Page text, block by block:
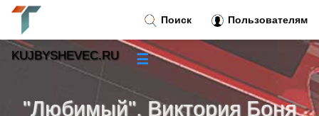
"Любимый". Виктория Боня
Поиск Пользователям
KUJBYSHEVEC.RU ☰
Новости»
Тренды новостей »